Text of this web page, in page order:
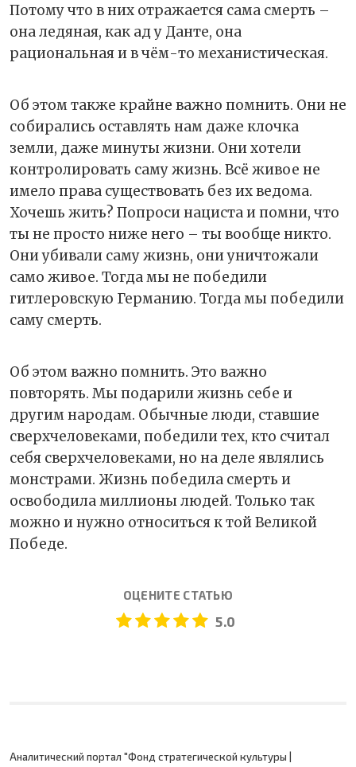
Потому что в них отражается сама смерть –
она ледяная, как ад у Данте, она
рациональная и в чём-то механистическая.
Об этом также крайне важно помнить. Они не
собирались оставлять нам даже клочка
земли, даже минуты жизни. Они хотели
контролировать саму жизнь. Всё живое не
имело права существовать без их ведома.
Хочешь жить? Попроси нациста и помни, что
ты не просто ниже него – ты вообще никто.
Они убивали саму жизнь, они уничтожали
само живое. Тогда мы не победили
гитлеровскую Германию. Тогда мы победили
саму смерть.
Об этом важно помнить. Это важно
повторять. Мы подарили жизнь себе и
другим народам. Обычные люди, ставшие
сверхчеловеками, победили тех, кто считал
себя сверхчеловеками, но на деле являлись
монстрами. Жизнь победила смерть и
освободила миллионы людей. Только так
можно и нужно относиться к той Великой
Победе.
ОЦЕНИТЕ СТАТЬЮ
5.0
Аналитический портал "Фонд стратегической культуры |